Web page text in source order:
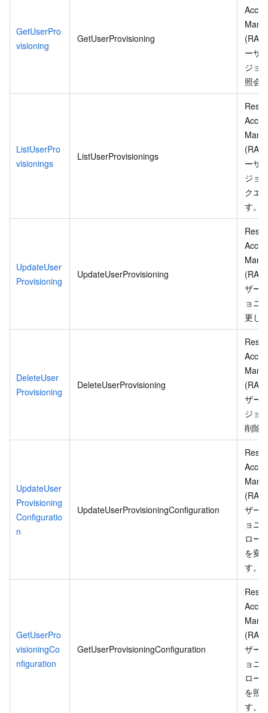
GetUserPro
visioning
GetUserProvisioning
ーザ
ジョ
照会
ListUserPro
visionings
ListUserProvisionings
ーザ
ジョ
クエ
す。
UpdateUser
Provisioning
UpdateUserProvisioning
ザー
ョニ
更し
DeleteUser
Provisioning
DeleteUserProvisioning
ザー
ジョ
削除
UpdateUser
Provisioning
Configuratio
n
UpdateUserProvisioningConfiguration
ザー
ョニ
ロー
を変
す。
GetUserPro
visioningCo
nfiguration
GetUserProvisioningConfiguration
ザー
ョニ
ロー
を照
す。